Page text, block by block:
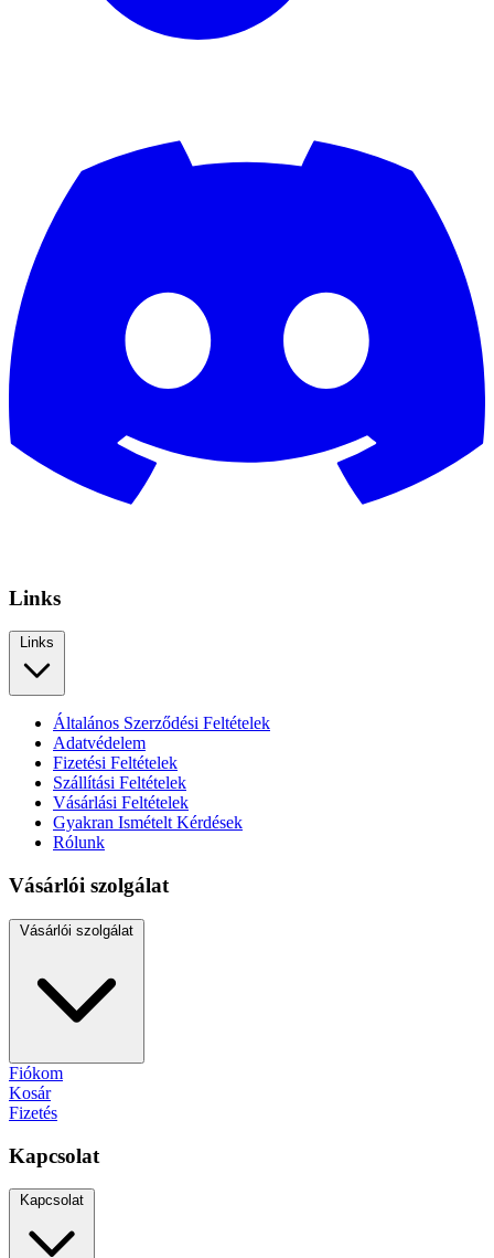
Links
Links
Általános Szerződési Feltételek
Adatvédelem
Fizetési Feltételek
Szállítási Feltételek
Vásárlási Feltételek
Gyakran Ismételt Kérdések
Rólunk
Vásárlói szolgálat
Vásárlói szolgálat
Fiókom
Kosár
Fizetés
Kapcsolat
Kapcsolat